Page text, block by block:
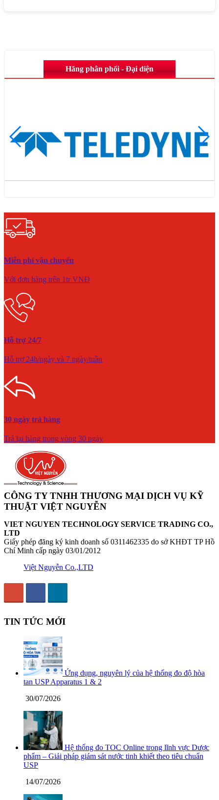
Hãng phân phối - Đại diện
Miễn phí vận chuyển
Với đơn hàng trên 1tr VNĐ
Hỗ trợ 24/7
Hỗ trợ 24h/ngày và 7 ngày/tuần
30 ngày trả hàng
Trả lại hàng trong vòng 30 ngày
CÔNG TY TNHH THƯƠNG MẠI DỊCH VỤ KỸ
THUẬT VIỆT NGUYỄN
VIET NGUYEN TECHNOLOGY SERVICE TRADING CO.,
LTD
Giấy phép đăng ký kinh doanh số 0311462335 do sở KHĐT TP Hồ
Chí Minh cấp ngày 03/01/2012
Việt Nguyễn Co.,LTD
TIN TỨC MỚI
Ứng dụng, nguyên lý của hệ thống đo độ hòa
tan USP Apparatus 1 & 2
30/07/2026
Hệ thống đo TOC Online trong lĩnh vực Dược
phẩm – Giải pháp giám sát nước tinh khiết theo tiêu chuẩn
USP
14/07/2026